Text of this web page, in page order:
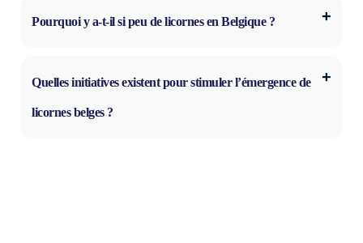
Pourquoi y a-t-il si peu de licornes en Belgique ?
Quelles initiatives existent pour stimuler l’émergence de
licornes belges ?